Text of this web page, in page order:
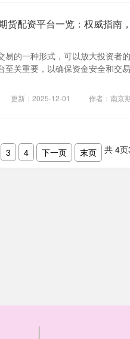
货配资平台一览：权威指南
易的一种形式，可以放大投资者
至关重要，以确保资金安全和交
更新：2025-12-01 作者：南京
3 4 下一页 末页 共 4页